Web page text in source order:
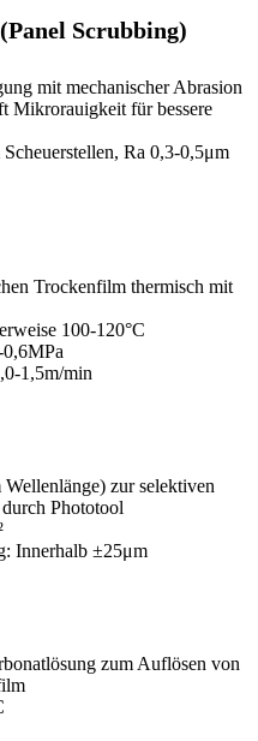
Scrubbing)
mit mechanischer Abrasion
Mikrorauigkeit für bessere
Ra 0,3-0,5μm
Trockenfilm thermisch mit
100-120°C
1,5m/min
zur selektiven
Phototool
Innerhalb ±25μm
zum Auflösen von